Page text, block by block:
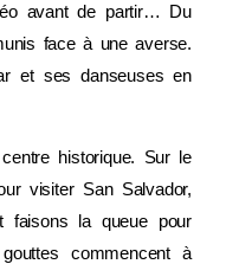
avant de partir… Du
face à une averse.
et ses danseuses en
historique. Sur le
visiter San Salvador,
faisons la queue pour
commencent à